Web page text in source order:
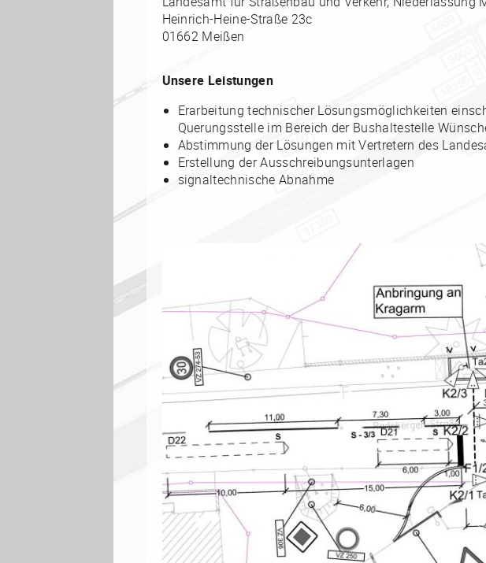
Heinrich-Heine-Straße 23c
01662 Meißen
Unsere Leistungen
Erarbeitung technischer Lösungsmöglichkeiten
Querungsstelle im Bereich der Bushaltestelle
Abstimmung der Lösungen mit Vertretern des
Erstellung der Ausschreibungsunterlagen
signaltechnische Abnahme